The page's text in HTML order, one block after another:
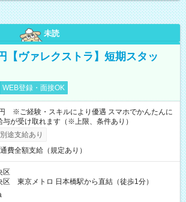
未読
【ヴァレクストラ】短期スタッ
WEB登録・面接OK
※ご経験・スキルにより優遇 スマホでかんたんに
与が受け取れます（※上限、条件あり）
途支給あり
費全額支給（規定あり）
区
区 東京メトロ 日本橋駅から直結（徒歩1分）